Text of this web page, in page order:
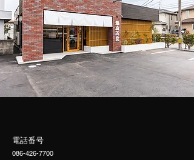
電話番号
086-426-7700